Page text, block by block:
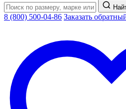
8 (800) 500-04-86 Заказать